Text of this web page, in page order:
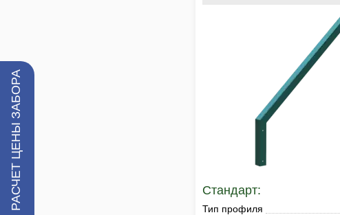
РАСЧЕТ ЦЕНЫ ЗАБОРА Стандарт:
Тип профиля